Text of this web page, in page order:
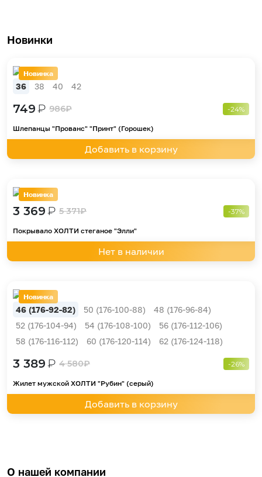
Новинки
Новинка
36 38 40 42
749₽ 986₽ -24%
Шлепанцы "Прованс" "Принт" (Горошек)
Добавить в корзину
Новинка
3 369₽ 5 371₽ -37%
Покрывало ХОЛТИ стеганое "Элли"
Нет в наличии
Новинка
46 (176-92-82) 50 (176-100-88)
48 (176-96-84)
52 (176-104-94)
54 (176-108-100)
56 (176-112-106)
58 (176-116-112)
60 (176-120-114) 62 (176-124-118)
3 389₽ 4 580₽ -26%
Жилет мужской ХОЛТИ "Рубин" (серый)
Добавить в корзину
О нашей компании